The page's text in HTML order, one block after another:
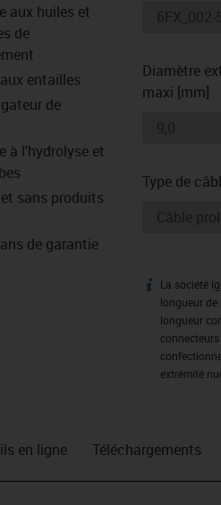
aux huiles et
de
entailles
de
à l'hydrolyse et
sans produits
de garantie
Diamètre
maxi [mm]
Type de
igus-icon-
La société
longueur de
longueur
extrémité
en ligne Téléchargements